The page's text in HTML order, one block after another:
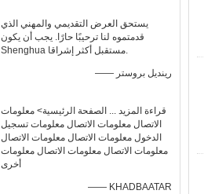
يستحق العرض التقديمي والمهني الذي
قدمتموه لنا ترحيبًا حارًا. يجب أن يكون
Shenghua مستقبل أكثر إشراقا.
—— رينديل بروستر
قراءة المزيد ... الصفحة الرئيسية> معلومات
الاتصال معلومات الاتصال معلومات تسجيل
الدخول معلومات الاتصال معلومات الاتصال
معلومات الاتصال معلومات الاتصال معلومات
أخرى
—— KHADBAATAR